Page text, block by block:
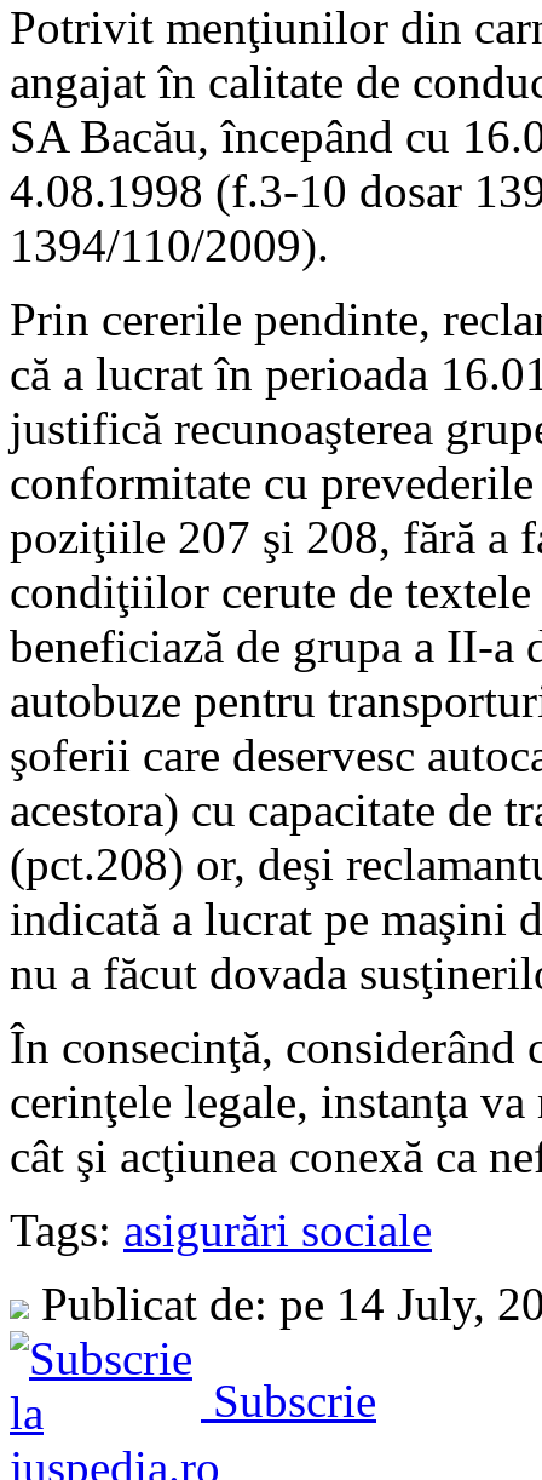
Potrivit menţiunilor din
angajat în calitate de
SA Bacău, începând cu
4.08.1998 (f.3-10 dosar
1394/110/2009).
Prin cererile pendinte,
că a lucrat în perioada
justifică recunoaşterea
conformitate cu
poziţiile 207 şi 208, fără a
condiţiilor cerute de
beneficiază de grupa a II-a
autobuze pentru
şoferii care deservesc
acestora) cu capacitate de
(pct.208) or, deşi
indicată a lucrat pe maşini
nu a făcut dovada
În consecinţă, considerând
cerinţele legale, instanţa
cât şi acţiunea conexă ca
Tags: asigurări sociale
Publicat de: pe 14 July,
Subscrie